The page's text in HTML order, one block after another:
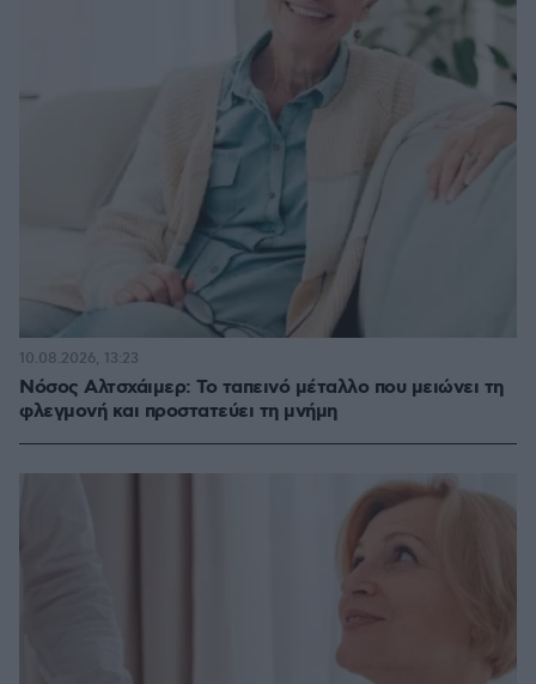
Νόσος Αλτσχάιμερ: Το ταπεινό μέταλλο που μειώνει τη
φλεγμονή και προστατεύει τη μνήμη
10.08.2026, 13:23